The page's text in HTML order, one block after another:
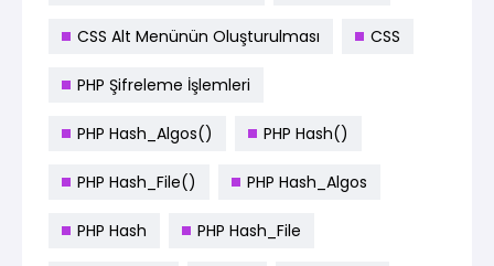
CSS Alt Menünün Oluşturulması CSS
PHP Şifreleme İşlemleri
PHP Hash_Algos() PHP Hash()
PHP Hash_File() PHP Hash_Algos
PHP Hash PHP Hash_File